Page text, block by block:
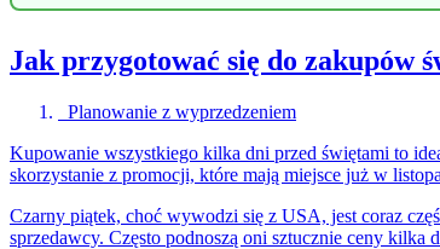
Jak przygotować się do zakupów
Planowanie z wyprzedzeniem
Kupowanie wszystkiego kilka dni przed świętami to
skorzystanie z promocji, które mają miejsce już w
Czarny piątek, choć wywodzi się z USA, jest coraz
sprzedawcy. Często podnoszą oni sztucznie ceny